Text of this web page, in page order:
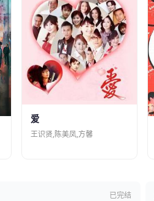
爱
王识贤,陈美凤,方馨
已完结